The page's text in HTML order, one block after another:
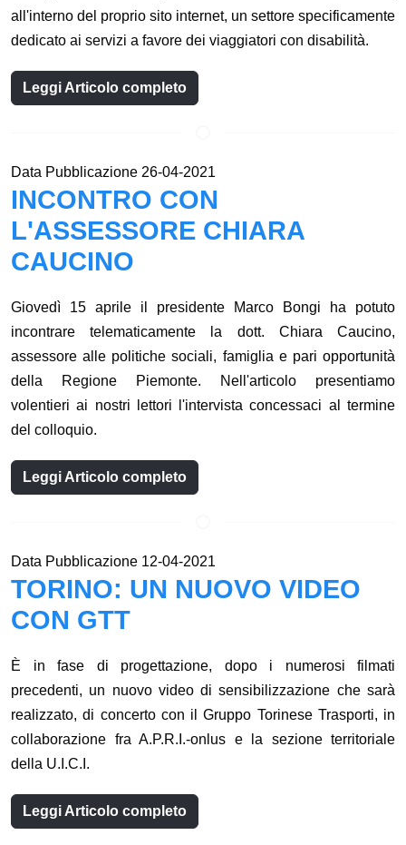
all'interno del proprio sito internet, un settore specificamente
dedicato ai servizi a favore dei viaggiatori con disabilità.
Leggi Articolo completo
Data Pubblicazione 26-04-2021
INCONTRO CON
L'ASSESSORE CHIARA
CAUCINO
Giovedì 15 aprile il presidente Marco Bongi ha potuto
incontrare telematicamente la dott. Chiara Caucino,
assessore alle politiche sociali, famiglia e pari opportunità
della Regione Piemonte. Nell'articolo presentiamo
volentieri ai nostri lettori l'intervista concessaci al termine
del colloquio.
Leggi Articolo completo
Data Pubblicazione 12-04-2021
TORINO: UN NUOVO VIDEO
CON GTT
È in fase di progettazione, dopo i numerosi filmati
precedenti, un nuovo video di sensibilizzazione che sarà
realizzato, di concerto con il Gruppo Torinese Trasporti, in
collaborazione fra A.P.R.I.-onlus e la sezione territoriale
della U.I.C.I.
Leggi Articolo completo